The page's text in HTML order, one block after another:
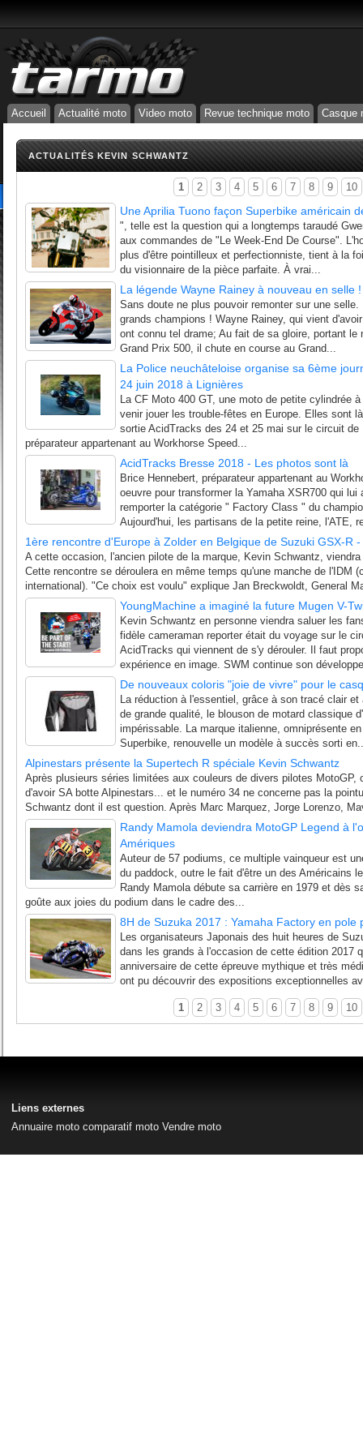
Accueil Actualité moto Video moto Revue technique moto Casque
ACTUALITÉS KEVIN SCHWANTZ
1 2 3 4 5 6 7 8 9 10
Une Aprilia Tuono façon Superbike américain
", telle est la question qui a longtemps taraudé
aux commandes de "Le Week-End De Course".
plus d'être pointilleux et perfectionniste, tient à la
du visionnaire de la pièce parfaite. À vrai...
La légende Wayne Rainey à nouveau en selle !
Sans doute ne plus pouvoir remonter sur une
grands champions ! Wayne Rainey, qui vient
ont connu tel drame; Au fait de sa gloire, portant le
Grand Prix 500, il chute en course au Grand...
La Police neuchâteloise organise sa 6ème
24 juin 2018 à Lignières
La CF Moto 400 GT, une moto de petite cylindrée
venir jouer les trouble-fêtes en Europe. Elles sont
sortie AcidTracks des 24 et 25 mai sur le circuit de
préparateur appartenant au Workhorse Speed...
AcidTracks Bresse 2018 - Les photos sont là
Brice Hennebert, préparateur appartenant au
oeuvre pour transformer la Yamaha XSR700 qui
remporter la catégorie " Factory Class " du
Aujourd'hui, les partisans de la petite reine, l'ATE,
1ère rencontre d'Europe à Zolder en Belgique de Suzuki GSX-R
A cette occasion, l'ancien pilote de la marque, Kevin Schwantz,
Cette rencontre se déroulera en même temps qu'une manche de l'IDM
international). "Ce choix est voulu" explique Jan Breckwoldt, General
YoungMachine a imaginé la future Mugen V-
Kevin Schwantz en personne viendra saluer les
fidèle cameraman reporter était du voyage sur le
AcidTracks qui viennent de s'y dérouler. Il faut
expérience en image. SWM continue son
De nouveaux coloris "joie de vivre" pour le
La réduction à l'essentiel, grâce à son tracé clair
de grande qualité, le blouson de motard classique
impérissable. La marque italienne, omniprésente
Superbike, renouvelle un modèle à succès sorti
Alpinestars présente la Supertech R spéciale Kevin Schwantz
Après plusieurs séries limitées aux couleurs de divers pilotes MotoGP,
d'avoir SA botte Alpinestars... et le numéro 34 ne concerne pas la
Schwantz dont il est question. Après Marc Marquez, Jorge Lorenzo,
Randy Mamola deviendra MotoGP Legend à
Amériques
Auteur de 57 podiums, ce multiple vainqueur est
du paddock, outre le fait d'être un des Américains
Randy Mamola débute sa carrière en 1979 et dès
goûte aux joies du podium dans le cadre des...
8H de Suzuka 2017 : Yamaha Factory en pole
Les organisateurs Japonais des huit heures de
dans les grands à l'occasion de cette édition 2017
anniversaire de cette épreuve mythique et très
ont pu découvrir des expositions exceptionnelles
1 2 3 4 5 6 7 8 9 10
Liens externes
Annuaire moto comparatif moto Vendre moto